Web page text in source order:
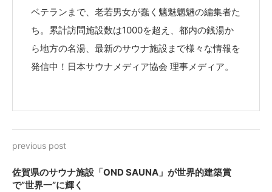
ベテランまで、老若男女が蠢く魑魅魍魎の編集者た
ち。累計訪問施設数は1000を超え、都内の銭湯か
ら地方の名湯、最新のサウナ施設まで様々な情報を
発信中！日本サウナメディア協会 理事メディア。
previous post
佐賀県のサウナ施設「OND SAUNA」が世界的建築賞
で”世界一”に輝く